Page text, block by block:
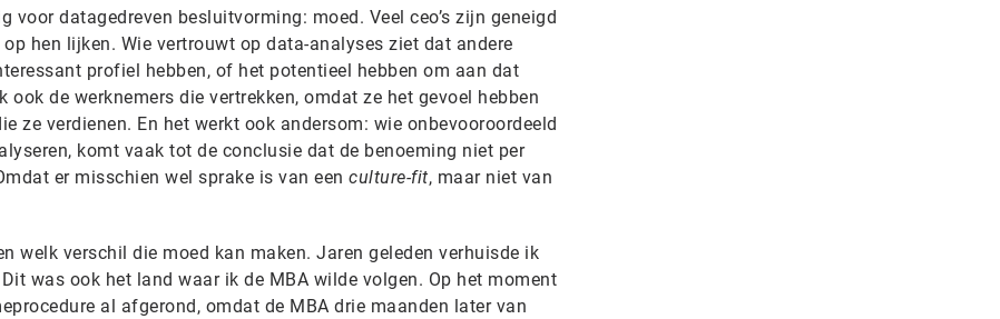
voor datagedreven besluitvorming: moed. Veel ceo’s zijn geneigd
hen lijken. Wie vertrouwt op data-analyses ziet dat andere
profiel hebben, of het potentieel hebben om aan dat
de werknemers die vertrekken, omdat ze het gevoel hebben
ze verdienen. En het werkt ook andersom: wie onbevooroordeeld
komt vaak tot de conclusie dat de benoeming niet per
er misschien wel sprake is van een culture-fit, maar niet van
welk verschil die moed kan maken. Jaren geleden verhuisde ik
was ook het land waar ik de MBA wilde volgen. Op het moment
al afgerond, omdat de MBA drie maanden later van